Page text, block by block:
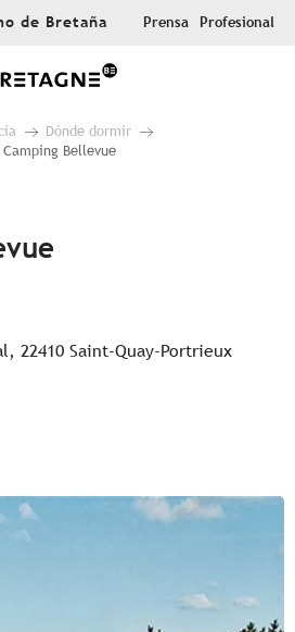
de Bretaña Prensa Profesional
Dónde dormir
Camping Bellevue
22410 Saint-Quay-Portrieux
favoris